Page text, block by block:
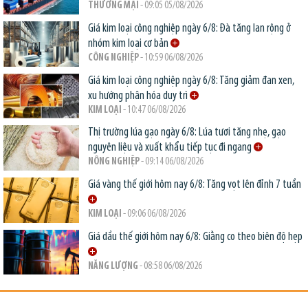
THƯƠNG MẠI - 09:05 05/08/2026
Giá kim loại công nghiệp ngày 6/8: Đà tăng lan rộng ở
nhóm kim loại cơ bản
CÔNG NGHIỆP- 10:59 06/08/2026
Giá kim loại công nghiệp ngày 6/8: Tăng giảm đan xen,
xu hướng phân hóa duy trì
KIM LOẠI - 10:47 06/08/2026
Thị trường lúa gạo ngày 6/8: Lúa tươi tăng nhẹ, gạo
nguyên liệu và xuất khẩu tiếp tục đi ngang
NÔNG NGHIỆP- 09:14 06/08/2026
Giá vàng thế giới hôm nay 6/8: Tăng vọt lên đỉnh 7 tuần
KIM LOẠI - 09:06 06/08/2026
Giá dầu thế giới hôm nay 6/8: Giằng co theo biên độ hẹp
NĂNG LƯỢNG - 08:58 06/08/2026